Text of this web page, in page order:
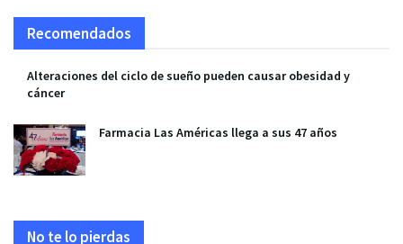
Recomendados
Alteraciones del ciclo de sueño pueden causar obesidad y
cáncer
Farmacia Las Américas llega a sus 47 años
No te lo pierdas